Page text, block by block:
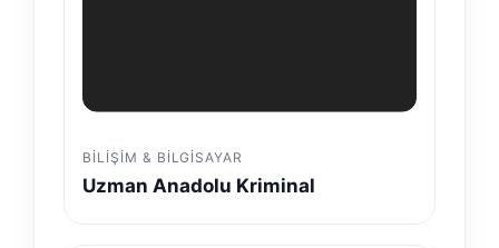
BILIŞIM & BILGISAYAR
Uzman Anadolu Kriminal